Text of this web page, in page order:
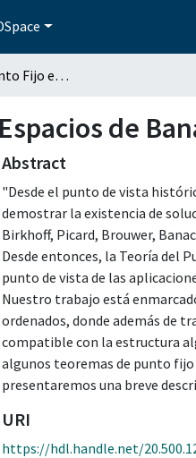
Teoremas del Punto Fijo en Espacios de Banach Ordenados y Aplicaciones
de
Abstract
"Desde el punto de vista
demostrar la existencia de
Birkhoff, Picard, Brouwer,
Desde entonces, la Teoría del
punto de vista de las
Nuestro trabajo está
ordenados, donde además de
compatible con la estructura
algunos teoremas de punto fijo
presentaremos una breve
URI
https://hdl.handle.net/